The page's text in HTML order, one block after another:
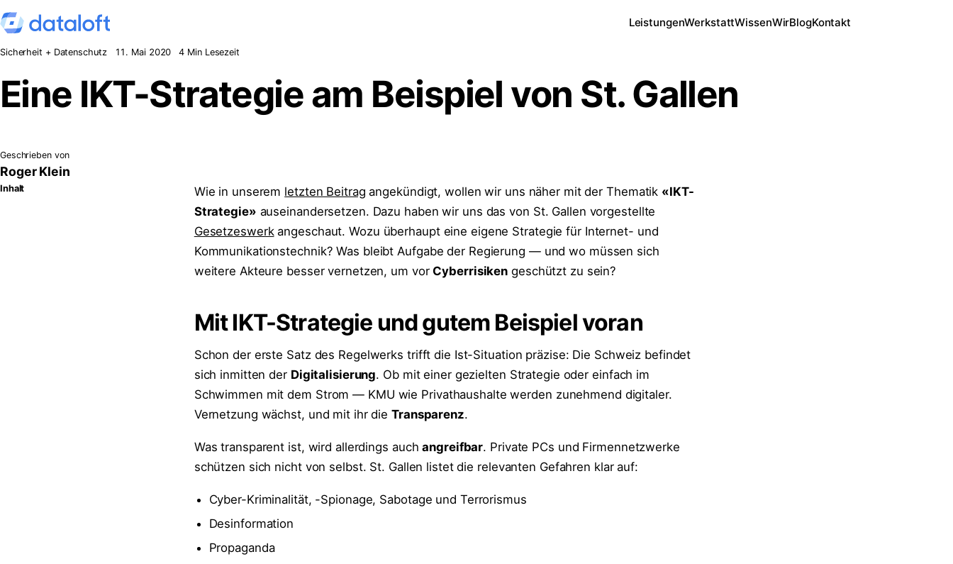
Zum Inhalt springen
LeistungenWerkstattWissenWirBlogKontakt
Sicherheit + Datenschutz 11. Mai 2020 4 Min Lesezeit
Eine IKT-Strategie am Beispiel von St. Gallen
Geschrieben von
Roger Klein
Inhalt Wie in unserem letzten Beitrag angekündigt, wollen wir uns näher mit der Thematik «IKT-
Strategie» auseinandersetzen. Dazu haben wir uns das von St. Gallen vorgestellte
Gesetzeswerkangeschaut. Wozu überhaupt eine eigene Strategie für Internet- und
Kommunikationstechnik? Was bleibt Aufgabe der Regierung — und wo müssen sich
weitere Akteure besser vernetzen, um vor Cyberrisiken geschützt zu sein?
Mit IKT-Strategie und gutem Beispiel voran
Schon der erste Satz des Regelwerks trifft die Ist-Situation präzise: Die Schweiz befindet
sich inmitten der Digitalisierung. Ob mit einer gezielten Strategie oder einfach im
Schwimmen mit dem Strom — KMU wie Privathaushalte werden zunehmend digitaler.
Vernetzung wächst, und mit ihr dieTransparenz.
Was transparent ist, wird allerdings auchangreifbar. Private PCs und Firmennetzwerke
schützen sich nicht von selbst. St. Gallen listet die relevanten Gefahren klar auf:
Cyber-Kriminalität, -Spionage, Sabotage und Terrorismus
Desinformation
Propaganda